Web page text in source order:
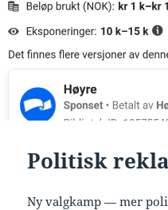
Politisk
Ny valgkamp — mer